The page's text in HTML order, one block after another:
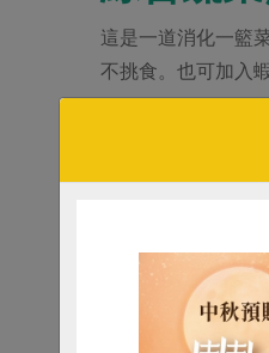
這是一道消化一籃
不挑食。也可加入